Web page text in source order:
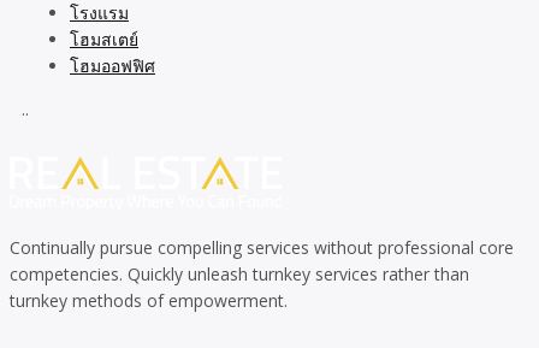
โรงแรม
โฮมสเตย์
โฮมออฟฟิศ
..
Continually pursue compelling services without professional core
competencies. Quickly unleash turnkey services rather than
turnkey methods of empowerment.